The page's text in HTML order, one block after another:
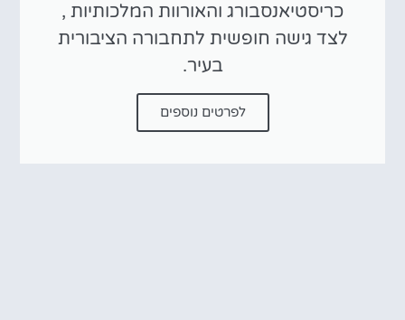
כריסטיאנסבורג והאורוות המלכותיות ,
לצד גישה חופשית לתחבורה הציבורית
בעיר.
לפרטים נוספים